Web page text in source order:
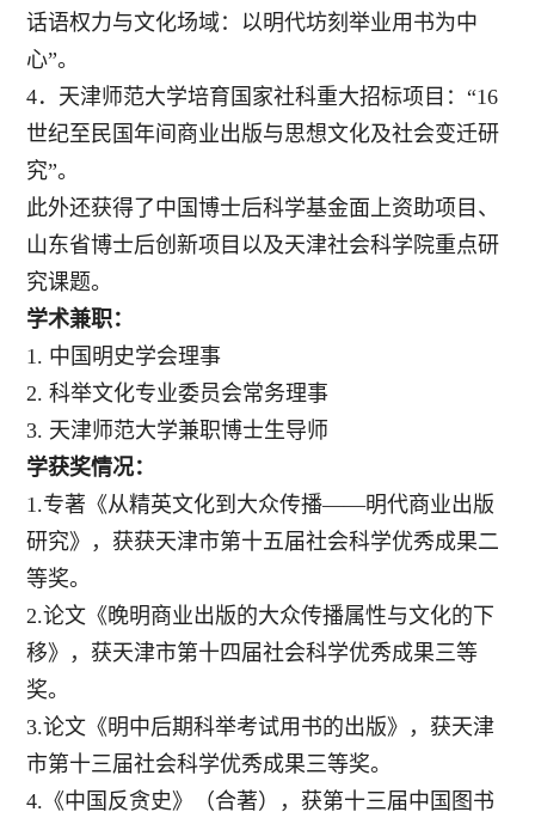
话语权力与文化场域：以明代坊刻举业用书为中
心”。
4．天津师范大学培育国家社科重大招标项目：“16
世纪至民国年间商业出版与思想文化及社会变迁研
究”。
此外还获得了中国博士后科学基金面上资助项目、
山东省博士后创新项目以及天津社会科学院重点研
究课题。
学术兼职：
1. 中国明史学会理事
2.科举文化专业委员会常务理事
3. 天津师范大学兼职博士生导师
学获奖情况：
1.专著《从精英文化到大众传播——明代商业出版
研究》，获获天津市第十五届社会科学优秀成果二
等奖。
2.论文《晚明商业出版的大众传播属性与文化的下
移》，获天津市第十四届社会科学优秀成果三等
奖。
3.论文《明中后期科举考试用书的出版》，获天津
市第十三届社会科学优秀成果三等奖。
4.《中国反贪史》（合著），获第十三届中国图书